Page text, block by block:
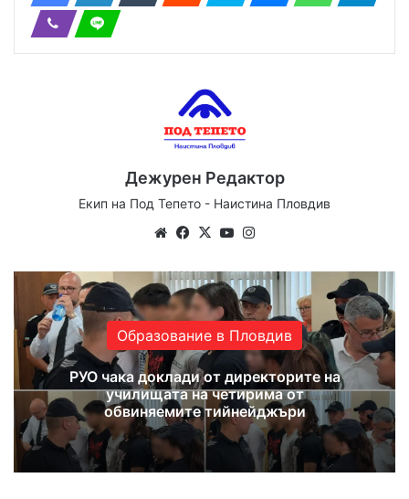
Дежурен Редактор
Екип на Под Тепето - Наистина Пловдив
WebsiteFacebook
X YouTube
Образование в Пловдив
РУО чака доклади от директорите на
училищата на четирима от
обвиняемите тийнейджъри